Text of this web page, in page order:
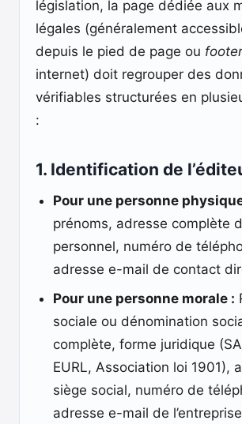
législation, la page dédiée aux
légales (généralement
depuis le pied de page ou footer
internet) doit regrouper des
vérifiables structurées en
:
1. Identification de
Pour une personne
prénoms, adresse complète
personnel, numéro de
adresse e-mail de contact
Pour une personne morale :
sociale ou dénomination
complète, forme juridique
EURL, Association loi 1901),
siège social, numéro de
adresse e-mail de